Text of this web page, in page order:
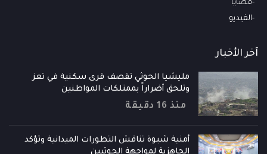
قضايا
الفيديو
آخر الأخبار
مليشيا الحوثي تقصف قرى سكنية في تعز
وتلحق أضراراً بممتلكات المواطنين
منذ 16 دقيقة
أمنية شبوة تناقش التطورات الميدانية وتؤكد
الجاهزية لمواجهة الحوثيين